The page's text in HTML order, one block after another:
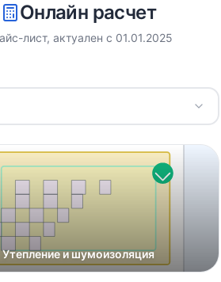
Онлайн расчет
лист, актуален с 01.01.2025
Утепление и шумоизоляция